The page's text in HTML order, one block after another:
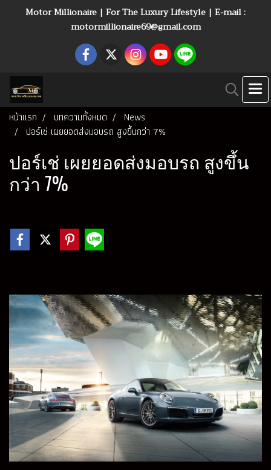
Motor Millionaire | For The Luxury Lifestyle | E-mail :
motormillionaire69@gmail.com
หน้าแรก บทความทั้งหมด
News
ปอร์เช่ เผยยอดส่งมอบรถ สูงขึ้นกว่า 7%
ปอร์เช่ เผยยอดส่งมอบรถ สูงขึ้น
กว่า 7%